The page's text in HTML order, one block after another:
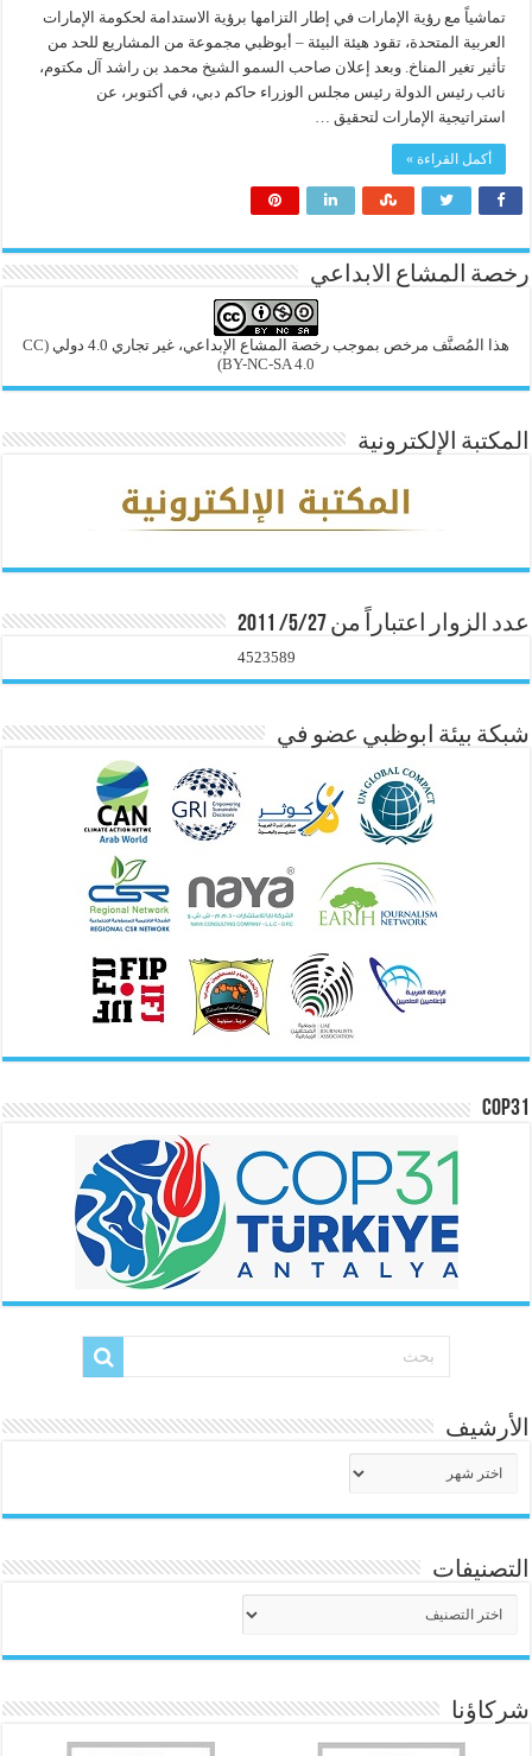
تماشياً مع رؤية الإمارات في إطار التزامها برؤية الاستدامة لحكومة الإمارات
العربية المتحدة، تقود هيئة البيئة – أبوظبي مجموعة من المشاريع للحد من
تأثير تغير المناخ. وبعد إعلان صاحب السمو الشيخ محمد بن راشد آل مكتوم،
نائب رئيس الدولة رئيس مجلس الوزراء حاكم دبي، في أكتوبر، عن
استراتيجية الإمارات لتحقيق …
أكمل القراءة »
رخصة المشاع الابداعي
هذا المُصنَّف مرخص بموجب رخصة المشاع الإبداعي، غير تجاري 4.0 دولي
(CC
BY-NC-SA 4.0)
المكتبة الإلكترونية
عدد الزوار اعتباراً من 5/27/ 2011
4523589
شبكة بيئة ابوظبي عضو في
COP31
الأرشيف
التصنيفات
شركاؤنا